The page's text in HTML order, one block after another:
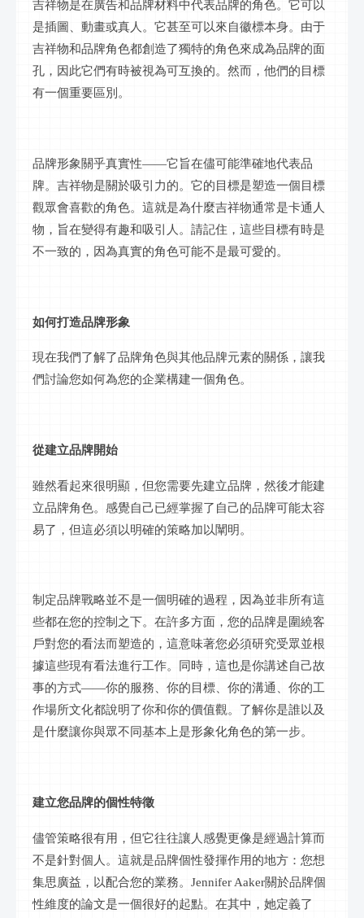
吉祥物是在廣告和品牌材料中代表品牌的角色。它可以
是插圖、動畫或真人。它甚至可以來自徽標本身。由于
吉祥物和品牌角色都創造了獨特的角色來成為品牌的面
孔，因此它們有時被視為可互換的。然而，他們的目標
有一個重要區別。
品牌形象關乎真實性——它旨在儘可能準確地代表品
牌。吉祥物是關於吸引力的。它的目標是塑造一個目標
觀眾會喜歡的角色。這就是為什麼吉祥物通常是卡通人
物，旨在變得有趣和吸引人。請記住，這些目標有時是
不一致的，因為真實的角色可能不是最可愛的。
如何打造品牌形象
現在我們了解了品牌角色與其他品牌元素的關係，讓我
們討論您如何為您的企業構建一個角色。
從建立品牌開始
雖然看起來很明顯，但您需要先建立品牌，然後才能建
立品牌角色。感覺自己已經掌握了自己的品牌可能太容
易了，但這必須以明確的策略加以闡明。
制定品牌戰略並不是一個明確的過程，因為並非所有這
些都在您的控制之下。在許多方面，您的品牌是圍繞客
戶對您的看法而塑造的，這意味著您必須研究受眾並根
據這些現有看法進行工作。同時，這也是你講述自己故
事的方式——你的服務、你的目標、你的溝通、你的工
作場所文化都說明了你和你的價值觀。了解你是誰以及
是什麼讓你與眾不同基本上是形象化角色的第一步。
建立您品牌的個性特徵
儘管策略很有用，但它往往讓人感覺更像是經過計算而
不是針對個人。這就是品牌個性發揮作用的地方：您想
集思廣益，以配合您的業務。 Jennifer Aaker關於品牌個
性維度的論文是一個很好的起點。在其中，她定義了